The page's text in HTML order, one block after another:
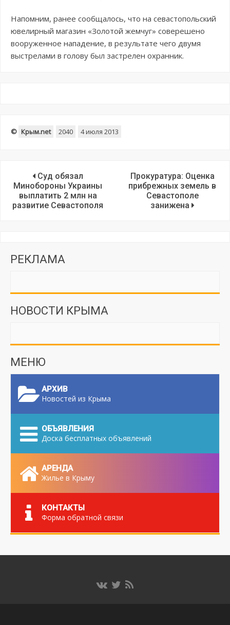
Напомним, ранее сообщалось, что на севастопольский
ювелирный магазин «Золотой жемчуг» соверешено
вооруженное нападение, в результате чего двумя
выстрелами в голову был застрелен охранник.
© Крым.net 2040 4 июля 2013
Суд обязал
Минобороны Украины
выплатить 2 млн на
развитие Севастополя
Прокуратура: Оценка
прибрежных земель в
Севастополе
занижена
РЕКЛАМА
НОВОСТИ КРЫМА
МЕНЮ
АРХИВ
Новостей из Крыма
ОБЪЯВЛЕНИЯ
Доска бесплатных объявлений
АРЕНДА
Жилье в Крыму
КОНТАКТЫ
Форма обратной связи